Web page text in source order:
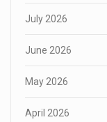
July 2026
June 2026
May 2026
April 2026